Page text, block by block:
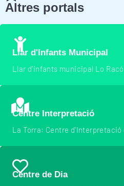
Altres portals
Llar d'Infants Municipal
Llar d'infants municipal Lo
Centre Interpretació
La Torra: Centre d'Interpretació
Centre de Dia